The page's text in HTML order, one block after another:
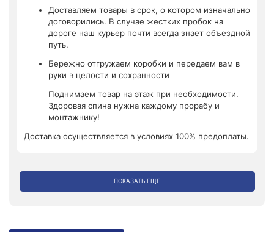
Доставляем товары в срок, о котором изначально
договорились. В случае жестких пробок на
дороге наш курьер почти всегда знает объездной
путь.
Бережно отгружаем коробки и передаем вам в
руки в целости и сохранности
Поднимаем товар на этаж при необходимости.
Здоровая спина нужна каждому прорабу и
монтажнику!
Доставка осуществляется в условиях 100% предоплаты.
ПОКАЗАТЬ ЕЩЕ